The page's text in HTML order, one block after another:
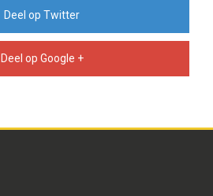
Deel op Twitter
Deel op Google +